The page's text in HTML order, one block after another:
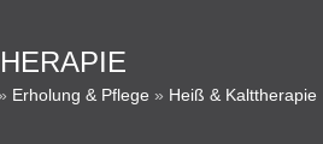
» Erholung & Pflege » Heiß & Kalttherapie